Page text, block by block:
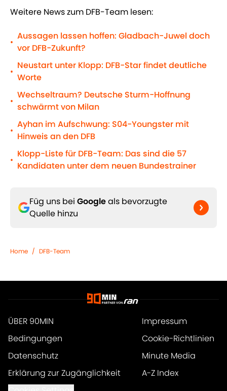
Weitere News zum DFB-Team lesen:
•
Aussagen lassen hoffen: Gladbach-Juwel doch
vor DFB-Zukunft?
•
Neustart unter Klopp: DFB-Star findet deutliche
Worte
•
Wechseltraum? Deutsche Sturm-Hoffnung
schwärmt von Milan
•
Ayhan im Aufschwung: S04-Youngster mit
Hinweis an den DFB
•
Klopp-Liste für DFB-Team: Das sind die 57
Kandidaten unter dem neuen Bundestrainer
Füg uns bei Googleals bevorzugte
Quelle hinzu
Home / DFB-Team
ÜBER 90MIN
Impressum
Bedingungen
Cookie-Richtlinien
Datenschutz
Minute Media
Erklärung zur Zugänglichkeit
A-Z Index